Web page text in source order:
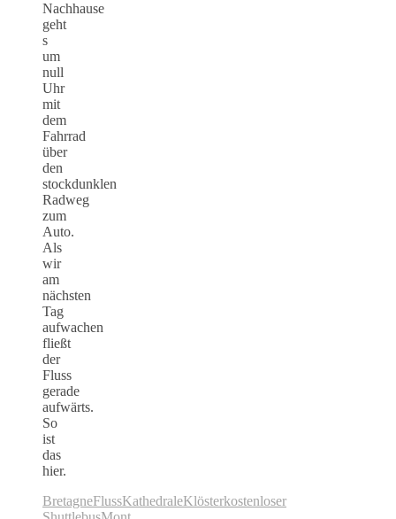
Nachhause
geht
s
um
null
Uhr
mit
dem
Fahrrad
über
den
stockdunklen
Radweg
zum
Auto.
Als
wir
am
nächsten
Tag
aufwachen
fließt
der
Fluss
gerade
aufwärts.
So
ist
das
hier.
BretagneFlussKathedraleKlösterkostenloser